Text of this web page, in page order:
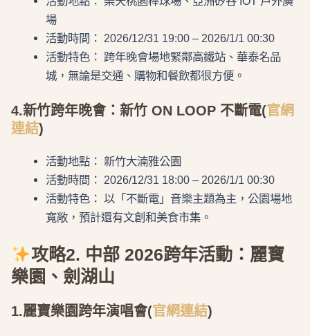
場
活動時間： 2026/12/31 19:00 – 2026/1/1 00:30
活動特色： 跨年晚會場地緊鄰高鐵站、華泰名品
城，無論是交通、購物和餐飲都很方便。
4.新竹跨年晚會：新竹 ON LOOP 不斷電(官網
連結)
活動地點： 新竹大湳雅公園
活動時間： 2026/12/31 18:00 – 2026/1/1 00:30
活動特色： 以「不斷電」音樂主題為主，公園場地
寬敞，預計還有文創和美食市集。
攻略2. 中部 2026跨年活動：麗寶
樂園、劍湖山
1.麗寶樂園跨年演唱會(官網連結)